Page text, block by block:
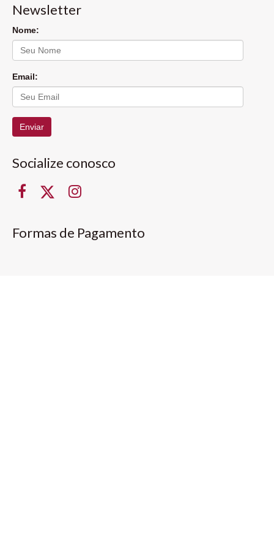
Newsletter
Nome:
Email:
Enviar
Socialize conosco
Formas de Pagamento